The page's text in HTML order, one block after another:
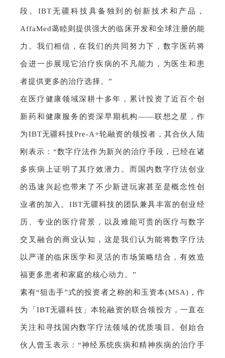
段。IBT无疆科技具备独到的创新技术和产品，
AffaMed蔼睦则提供强大的临床开发和全球注册的能
力。我们相信，在我们的共同努力下，数字医药将
会进一步展现它治疗疾病的不凡能力，为医生和患
者提供更多的治疗选择。”
在医疗健康领域深耕十多年，累计投资了近百个创
新药和健康服务的资深早期机构——联想之星，作
为IBT无疆科技Pre-A+轮融资的领投者，其合伙人陆
刚表示： “数字疗法作为新兴的治疗手段，已经在诸
多疾病上证明了其疗效潜力。而国内数字疗法创业
的迅速兴起也带来了不少新进玩家甚至是概念性创
业者的加入。IBT无疆科技的团队兼具丰富的创业经
历、专业的医疗背景，以及难能可贵的医疗与数字
交叉融合的商业认知，这是我们认为能将数字疗法
以严谨的临床医学和灵活的市场策略结合，有效造
福更多患者和家庭的核心动力。”
素有“狙击手”式的投资者之称的和玉资本(MSA)，作
为「IBT无疆科技」本轮融资的联合领投方，一直在
关注和寻找国内数字疗法领域的优质项目。创始合
伙人曾玉表示：“神经系统疾病和精神疾病的治疗手